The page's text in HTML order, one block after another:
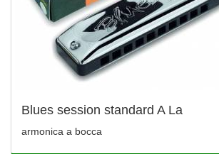
Blues session standard A La
armonica a bocca